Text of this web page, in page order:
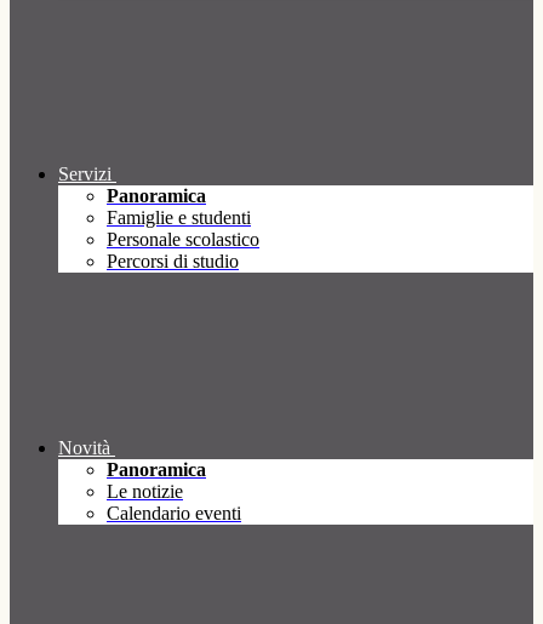
Servizi
Panoramica
Famiglie e studenti
Personale scolastico
Percorsi di studio
Novità
Panoramica
Le notizie
Calendario eventi